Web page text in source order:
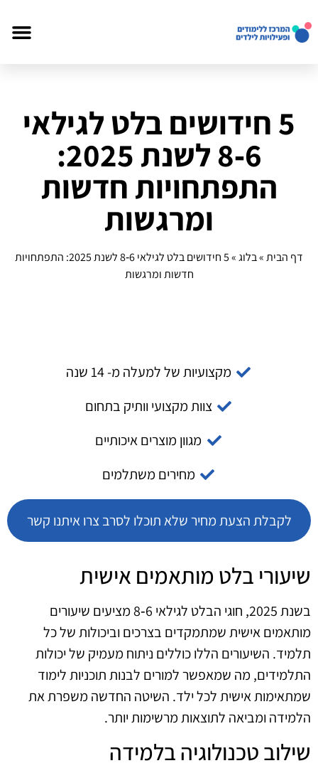
5 חידושים בלט לגילאי
6‑8 לשנת 2025:
התפתחויות חדשות
ומרגשות
דף הבית»בלוג»
5 חידושים בלט לגילאי 6‑8 לשנת 2025: התפתחויות
חדשות ומרגשות
מקצועיות של למעלה מ- 14 שנה
צוות מקצועי וותיק בתחום
מגוון מוצרים איכותיים
מחירים משתלמים
לקבלת הצעת מחיר שלא תוכלו לסרב צרו איתנו קשר
שיעורי בלט מותאמים אישית
בשנת 2025, חוגי הבלט לגילאי 6‑8 מציעים שיעורים
מותאמים אישית שמתמקדים בצרכים וביכולות של כל
תלמיד. השיעורים הללו כוללים ניתוח מעמיק של יכולות
התלמידים, מה שמאפשר למורים לבנות תוכניות לימוד
שמתאימות אישית לכל ילד. השיטה החדשה משפרת את
הלמידה ומביאה לתוצאות מרשימות יותר.
שילוב טכנולוגיה בלמידה